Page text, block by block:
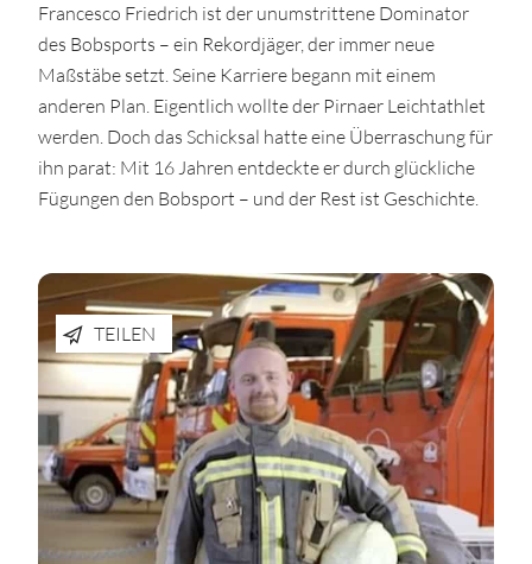
Francesco Friedrich ist der unumstrittene Dominator
des Bobsports – ein Rekordjäger, der immer neue
Maßstäbe setzt. Seine Karriere begann mit einem
anderen Plan. Eigentlich wollte der Pirnaer Leichtathlet
werden. Doch das Schicksal hatte eine Überraschung für
ihn parat: Mit 16 Jahren entdeckte er durch glückliche
Fügungen den Bobsport – und der Rest ist Geschichte.
TEILEN